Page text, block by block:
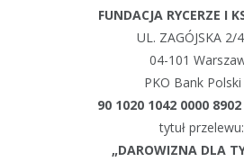
FUNDACJA RYCERZE I
UL. ZAGÓJSKA 2/
04-101
PKO Bank Polski
90 1020 1042 0000
tytuł przelewu:
„DAROWIZNA DLA